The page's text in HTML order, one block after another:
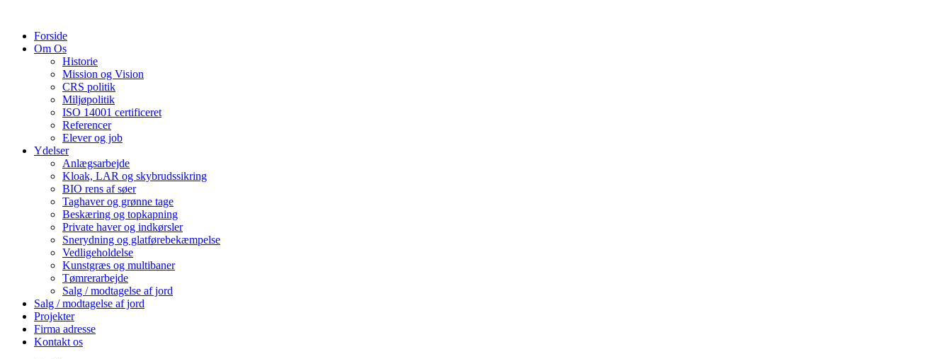
contentForside
Om Os
Historie
Mission og Vision
CRS politik
Miljøpolitik
ISO 14001 certificeret
Referencer
Elever og job
Ydelser
Anlægsarbejde
Kloak, LAR og skybrudssikring
BIO rens af søer
Taghaver og grønne tage
Beskæring og topkapning
Private haver og indkørsler
Snerydning og glatførebekæmpelse
Vedligeholdelse
Kunstgræs og multibaner
Tømrerarbejde
Salg / modtagelse af jord
Salg / modtagelse af jord
Projekter
Firma adresse
Kontakt os